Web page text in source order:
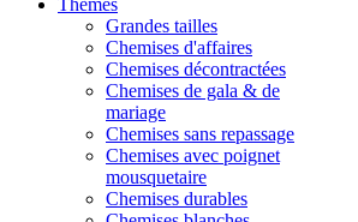
Thèmes
Grandes tailles
Chemises d'affaires
Chemises décontractées
Chemises de gala & de
mariage
Chemises sans repassage
Chemises avec poignet
mousquetaire
Chemises durables